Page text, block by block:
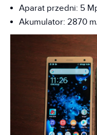
Aparat przedni: 5
Akumulator: 2870